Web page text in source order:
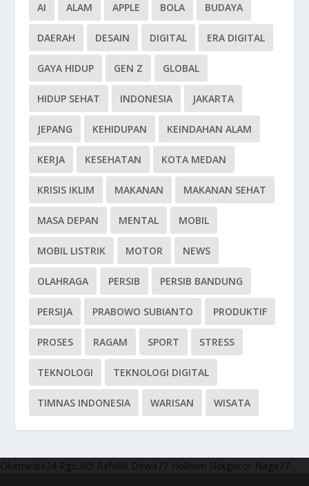
AI ALAM APPLE BOLA BUDAYA
DAERAH DESAIN DIGITAL ERA DIGITAL
GAYA HIDUP GEN Z GLOBAL
HIDUP SEHAT INDONESIA JAKARTA
JEPANG KEHIDUPAN KEINDAHAN ALAM
KERJA KESEHATAN KOTA MEDAN
KRISIS IKLIM MAKANAN MAKANAN SEHAT
MASA DEPAN MENTAL MOBIL
MOBIL LISTRIK MOTOR NEWS
OLAHRAGA PERSIB PERSIB BANDUNG
PERSIJA PRABOWO SUBIANTO PRODUKTIF
PROSES RAGAM SPORT STRESS
TEKNOLOGI TEKNOLOGI DIGITAL
TIMNAS INDONESIA WARISAN WISATA
Okemedia24 Rgo365 Rafa88 Dewa77 Hokiwin Slotgacor Naga77